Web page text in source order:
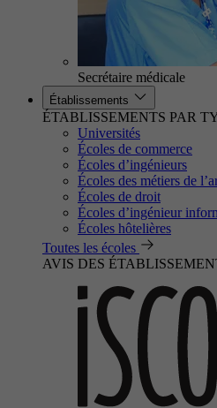
Secrétaire médicale
Établissements
ÉTABLISSEMENTS PAR
Universités
Écoles de commerce
Écoles d’ingénieurs
Écoles des métiers de
Écoles de droit
Écoles d’ingénieur
Écoles hôtelières
Toutes les écoles
AVIS DES